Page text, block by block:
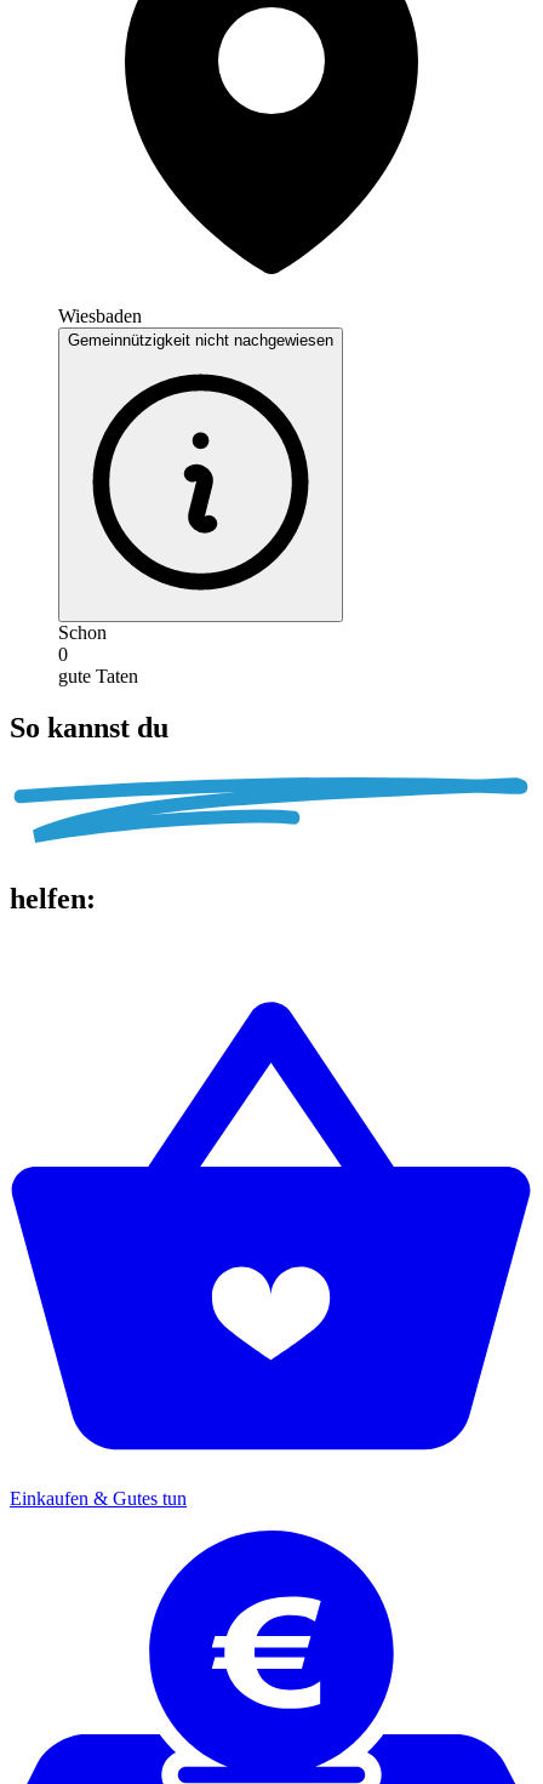
Wiesbaden
Gemeinnützigkeit nicht nachgewiesen
Schon
0
gute Taten
So kannst du
helfen:
Einkaufen & Gutes tun